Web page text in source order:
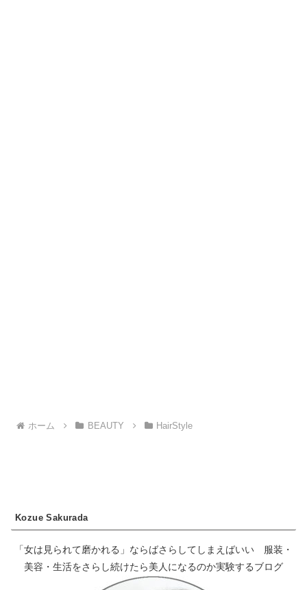
ホーム BEAUTY HairStyle
Kozue Sakurada
「女は見られて磨かれる」ならばさらしてしまえばいい 服装・
美容・生活をさらし続けたら美人になるのか実験するブログ